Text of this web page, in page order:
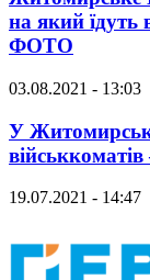
на який їдуть
ФОТО
03.08.2021 - 13:03
У
військкоматів
19.07.2021 - 14:47